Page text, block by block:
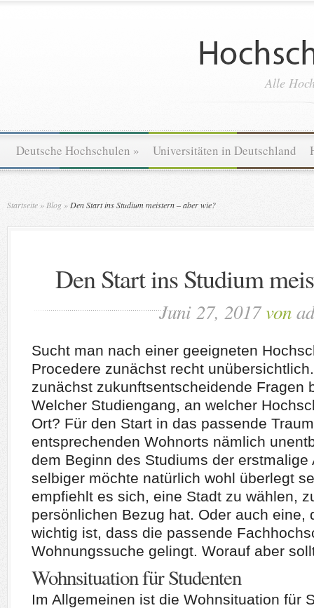
Alle
Deutsche Hochschulen » Universitäten in Deutschland
Startseite » Blog » Den Start ins Studium meistern – aber wie?
Den Start ins Studium
Juni 27, 2017von
Sucht man nach einer geeigneten
Procedere zunächst recht
zunächst zukunftsentscheidende Fragen
Welcher Studiengang, an welcher
Ort? Für den Start in das passende
entsprechenden Wohnorts nämlich
dem Beginn des Studiums der
selbiger möchte natürlich wohl überlegt
empfiehlt es sich, eine Stadt zu wählen,
persönlichen Bezug hat. Oder auch eine,
wichtig ist, dass die passende
Wohnungssuche gelingt. Worauf aber
Wohnsituation für Studenten
Im Allgemeinen ist die Wohnsituation für